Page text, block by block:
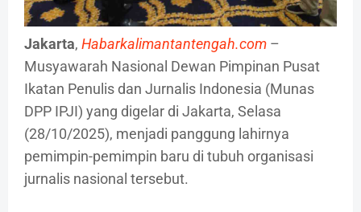
Jakarta, Habarkalimantantengah.com –
Musyawarah Nasional Dewan Pimpinan Pusat
Ikatan Penulis dan Jurnalis Indonesia (Munas
DPP IPJI) yang digelar di Jakarta, Selasa
(28/10/2025), menjadi panggung lahirnya
pemimpin-pemimpin baru di tubuh organisasi
jurnalis nasional tersebut.